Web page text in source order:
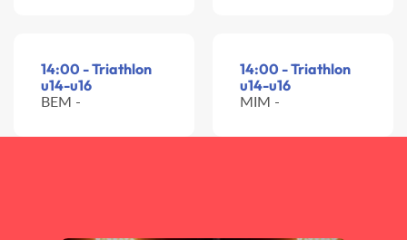
14:00 - Triathlon
u14-u16
BEM -
14:00 - Triathlon
u14-u16
MIM -